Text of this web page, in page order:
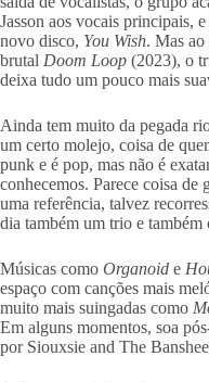
Jasson aos vocais principais,
novo disco, You Wish. Mas
brutal Doom Loop (2023), o
deixa tudo um pouco mais
Ainda tem muito da pegada
um certo molejo, coisa de
punk e é pop, mas não é
conhecemos. Parece coisa de
uma referência, talvez
dia também um trio e
Músicas como Organoid e
espaço com canções mais
muito mais suingadas como
Em alguns momentos, soa
por Siouxsie and The